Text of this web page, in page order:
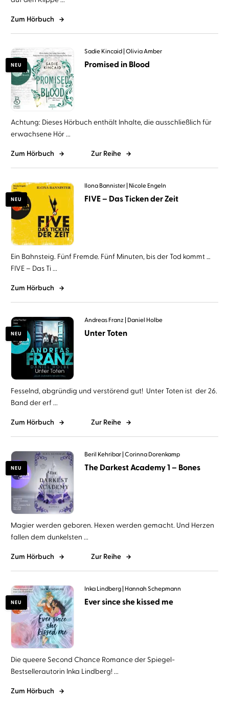
Zum Hörbuch
NEU
Sadie Kincaid Olivia Amber
Promised in Blood
Achtung: Dieses Hörbuch enthält Inhalte, die ausschließlich für
erwachsene Hör ...
Zum Hörbuch Zur Reihe
NEU
Ilona Bannister Nicole Engeln
FIVE – Das Ticken der Zeit
Ein Bahnsteig. Fünf Fremde. Fünf Minuten, bis der Tod kommt …
FIVE – Das Ti ...
Zum Hörbuch
NEU
Andreas Franz Daniel Holbe
Unter Toten
Fesselnd, abgründig und verstörend gut! Unter Toten ist der 26.
Band der erf ...
Zum Hörbuch Zur Reihe
NEU
Beril Kehribar Corinna Dorenkamp
The Darkest Academy 1 – Bones
Magier werden geboren. Hexen werden gemacht. Und Herzen
fallen dem dunkelsten ...
Zum Hörbuch Zur Reihe
NEU
Inka Lindberg Hannah Schepmann
Ever since she kissed me
Die queere Second Chance Romance der Spiegel-
Bestsellerautorin Inka Lindberg! ...
Zum Hörbuch